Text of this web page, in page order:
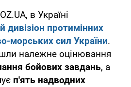
в Україні
дивізіон протимінних
морських сил України.
належне оцінювання
бойових завдань, а
п'ять надводних